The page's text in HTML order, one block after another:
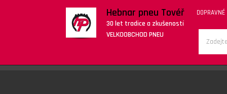
Hebnar pneu Tovéř
30 let tradice a zkušeností
VELKOOBCHOD PNEU
DOPRAVNÉ